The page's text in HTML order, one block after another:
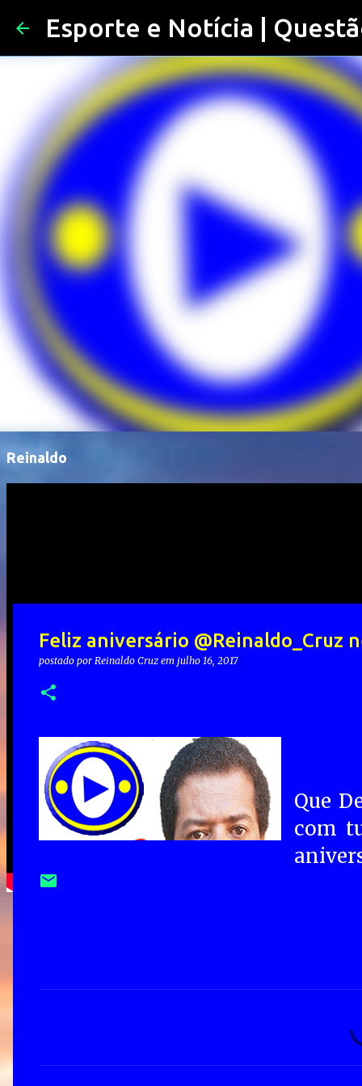
Esporte e Notícia |
Reinaldo
Feliz aniversário @Reinaldo_Cruz
postado por Reinaldo Cruz em julho 16, 2017
Que
com